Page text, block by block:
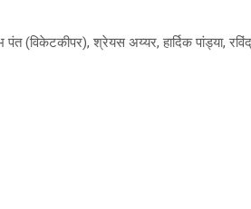
पंत (विकेटकीपर), श्रेयस अय्यर, हार्दिक पांड्या,